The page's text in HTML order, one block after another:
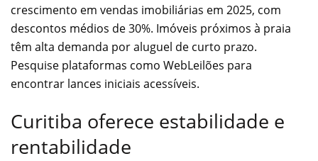
crescimento em vendas imobiliárias em 2025, com
descontos médios de 30%. Imóveis próximos à praia
têm alta demanda por aluguel de curto prazo.
Pesquise plataformas como WebLeilões para
encontrar lances iniciais acessíveis.
Curitiba oferece estabilidade e
rentabilidade